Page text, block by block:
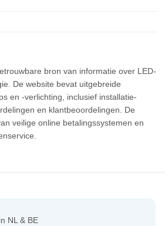
bron van informatie over LED-
De website bevat uitgebreide
en -verlichting, inclusief installatie-
en klantbeoordelingen. De
veilige online betalingssystemen en
NL & BE